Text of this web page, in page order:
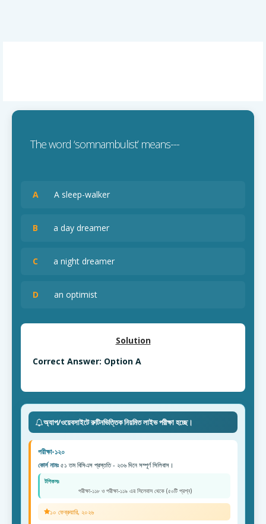
The word ‘somnambulist’ means---
A A sleep-walker
B a day dreamer
C a night dreamer
D an optimist
Solution
Correct Answer: Option A
অ্যাপ/ওয়েবসাইটে রুটিনভিত্তিক নিয়মিত লাইভ পরীক্ষা হচ্ছে।
পরীক্ষা-১২০
কোর্স নামঃ ৫১ তম বিসিএস প্রস্ততি - ২৩৬ দিনে সম্পূর্ণ সিলিবাস।
টপিকসঃ
পরীক্ষা-১১৮ ও পরীক্ষা-১১৯ এর সিলেবাস থেকে (৫০টি প্রশ্ন)
১০ ফেব্রুয়ারি, ২০২৬